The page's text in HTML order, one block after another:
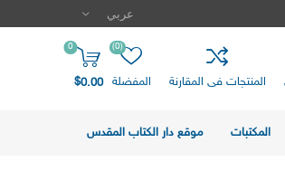
المنتجات فى المقارنة المفضلة
(0)
0
$0.00
المكتبات موقع دار الكتاب المقدس